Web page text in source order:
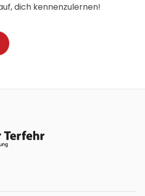
dich kennenzulernen!